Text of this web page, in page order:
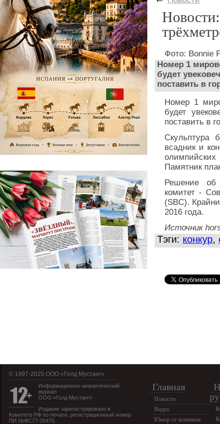
Фото: Bonnie
Номер 1
будет
поставить в
Номер 1
будет
поставить в
Скульптура
всадник и
олимпийских
Памятник
Решение об
комитет -
(SBC).
2016 года.
Источник
Тэги: конкур,
© 1997-2025 OOO «Голд Мустанг»
Информационно-аналитический
журнал
ООО «Голд Мустанг»
Издание зарегистрировано в
Комитете РФ по печати, регистрационный номер
ПИ №ФС77-26476.
Главная
Новости
Видео
Юмор от конников